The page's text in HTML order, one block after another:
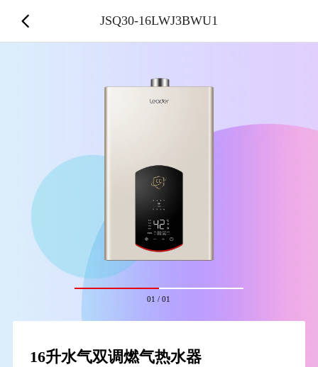
01 /01
16升水气双调燃气热水器
JSQ30-16LWJ3BWU1